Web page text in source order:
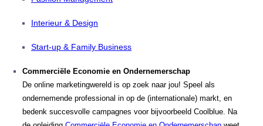
Interieur & Design
Start-up & Family Business
Commerciële Economie en Ondernemerschap
De online marketingwereld is op zoek naar jou! Speel als
ondernemende professional in op de (internationale) markt, en
bedenk succesvolle campagnes voor bijvoorbeeld Coolblue. Na